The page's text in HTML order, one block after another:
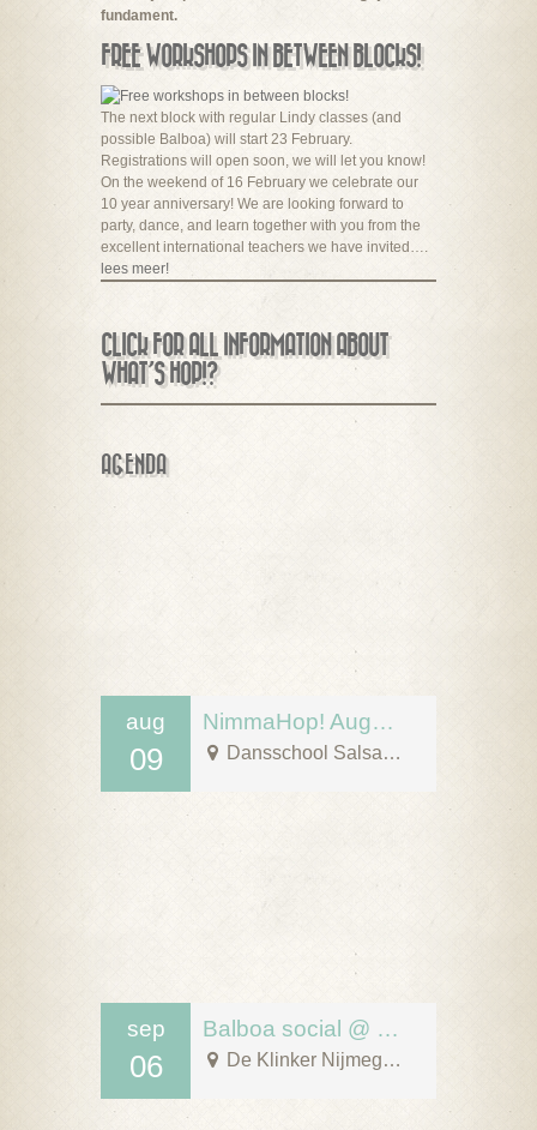
fundament.
FREE WORKSHOPS IN BETWEEN BLOCKS!
The next block with regular Lindy classes (and
possible Balboa) will start 23 February.
Registrations will open soon, we will let you know!
On the weekend of 16 February we celebrate our
10 year anniversary! We are looking forward to
party, dance, and learn together with you from the
excellent international teachers we have invited….
lees meer!
CLICK FOR ALL INFORMATION ABOUT
WHAT’S HOP!?
AGENDA
aug
09
NimmaHop! August 9
Dansschool Salsa Tipica
sep
06
Balboa social @ De Klinker, Nijmegen!
De Klinker Nijmegen